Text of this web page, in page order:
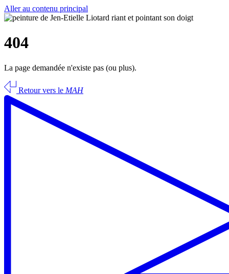
Aller au contenu principal
404
La page demandée n'existe pas (ou plus).
Retour vers le MAH